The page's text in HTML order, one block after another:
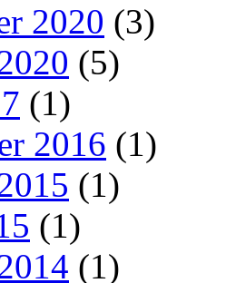
2020 (3)
(5)
(1)
2016 (1)
(1)
(1)
(1)